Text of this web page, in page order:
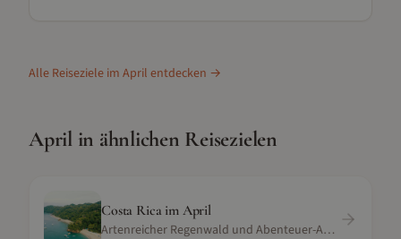
Alle Reiseziele im April entdecken →
Aprilin ähnlichen Reisezielen
Costa Rica im April
Artenreicher Regenwald und Abenteuer-Aktivitäten